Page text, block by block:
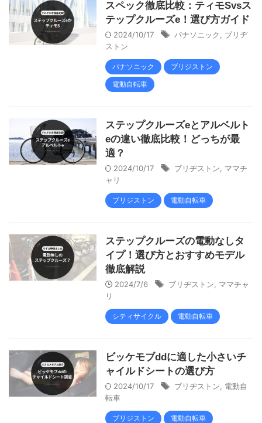
スペック徹底比較：ティモSvsス
テップクルーズe！選び方ガイド
2024/10/17 パナソニック
ブリヂ
ストン
パナソニック
ブリジストン
電動自転車
ステップクルーズeとアルベルト
eの違い徹底比較！どっちが最
適？
2024/10/17 ブリヂストン
ママチ
ャリ
ブリジストン 電動自転車
ステップクルーズの電動なしタ
イプ！選び方とおすすめモデル
徹底解説
2024/7/6 ブリヂストン
ママチャ
リ
シティサイクル 電動自転車
ビッケモブddに適した小さいチ
ャイルドシートの選び方
2024/10/17 ブリヂストン
電動自
転車
ブリジストン 電動自転車